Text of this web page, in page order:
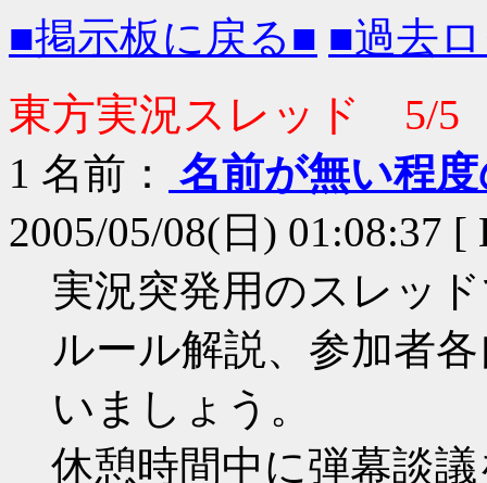
■掲示板に戻る■ ■過去
東方実況スレッド 5/5
1 名前：
名前が無い程
2005/05/08(日) 01:08:37 [
実況突発用のスレッ
ルール解説、参加者
いましょう。
休憩時間中に弾幕談